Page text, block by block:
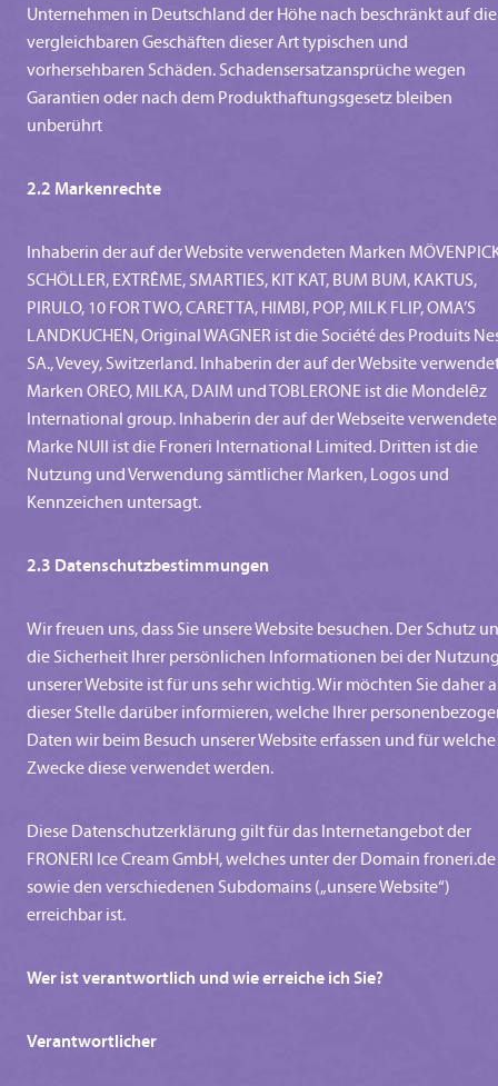
Unternehmen in Deutschland der Höhe nach beschränkt auf
vergleichbaren Geschäften dieser Art typischen und
vorhersehbaren Schäden. Schadensersatzansprüche wegen
Garantien oder nach dem Produkthaftungsgesetz bleiben
unberührt
2.2 Markenrechte
Inhaberin der auf der Website verwendeten Marken
SCHÖLLER, EXTRÊME, SMARTIES, KIT KAT, BUM BUM, KAKTUS,
PIRULO, 10 FOR TWO, CARETTA, HIMBI, POP, MILK FLIP, OMA’S
LANDKUCHEN, Original WAGNER ist die Société des Produits
SA., Vevey, Switzerland. Inhaberin der auf der Website
Marken OREO, MILKA, DAIM und TOBLERONE ist die Mondelēz
International group. Inhaberin der auf der Webseite
Marke NUII ist die Froneri International Limited. Dritten ist die
Nutzung und Verwendung sämtlicher Marken, Logos und
Kennzeichen untersagt.
2.3 Datenschutzbestimmungen
Wir freuen uns, dass Sie unsere Website besuchen. Der Schutz
die Sicherheit Ihrer persönlichen Informationen bei der
unserer Website ist für uns sehr wichtig. Wir möchten Sie daher
dieser Stelle darüber informieren, welche Ihrer
Daten wir beim Besuch unserer Website erfassen und für welche
Zwecke diese verwendet werden.
Diese Datenschutzerklärung gilt für das Internetangebot der
FRONERI Ice Cream GmbH, welches unter der Domain froneri.de
sowie den verschiedenen Subdomains („unsere Website“)
erreichbar ist.
Wer ist verantwortlich und wie erreiche ich Sie?
Verantwortlicher